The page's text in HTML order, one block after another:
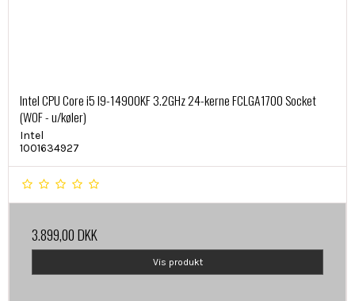
Intel CPU Core i5 I9-14900KF 3.2GHz 24-kerne FCLGA1700 Socket
(WOF - u/køler)
Intel
1001634927
3.899,00 DKK
Vis produkt